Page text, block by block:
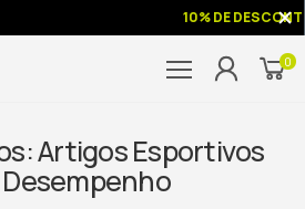
10% DE
0
Artigos Esportivos